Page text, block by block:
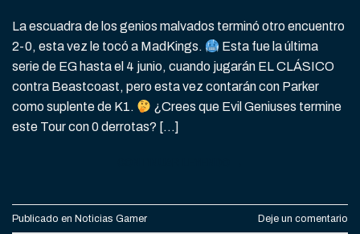
La escuadra de los genios malvados terminó otro encuentro
2-0, esta vez le tocó a MadKings.
Esta fue la última
serie de EG hasta el 4 junio, cuando jugarán EL CLÁSICO
contra Beastcoast, pero esta vez contarán con Parker
como suplente de K1.
¿Crees que Evil Geniuses termine
este Tour con 0 derrotas? […]
Publicado en Noticias Gamer Deje un comentario